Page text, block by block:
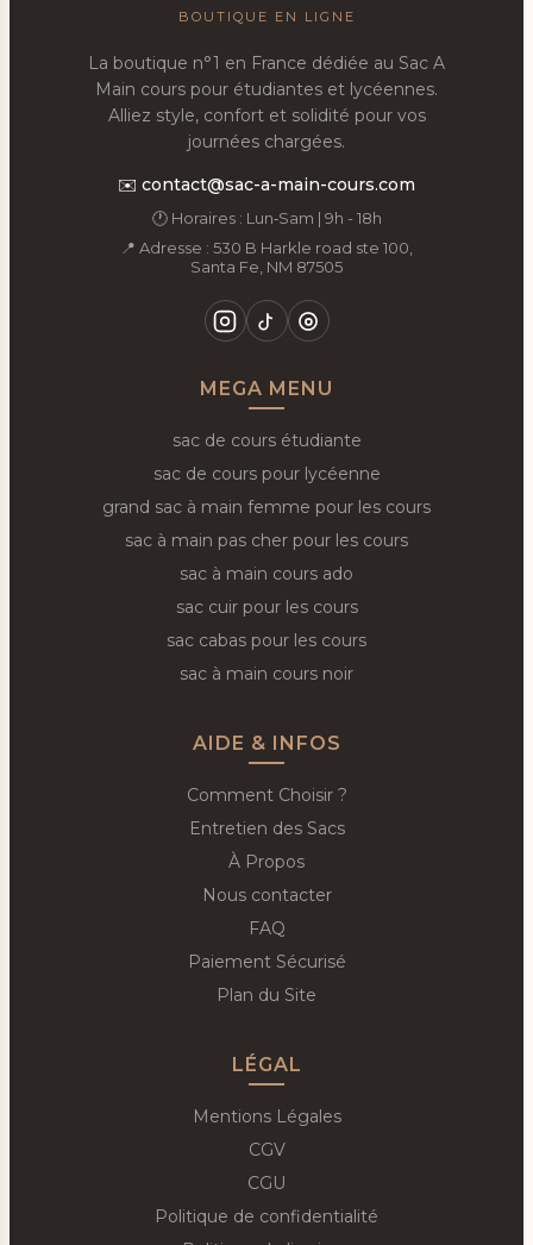
BOUTIQUE EN LIGNE
La boutique n°1 en France dédiée au Sac A
Main cours pour étudiantes et lycéennes.
Alliez style, confort et solidité pour vos
journées chargées.
✉️ contact@sac-a-main-cours.com
🕐 Horaires : Lun‑Sam | 9h - 18h
📍 Adresse : 530 B Harkle road ste 100,
Santa Fe, NM 87505
MEGA MENU
sac de cours étudiante
sac de cours pour lycéenne
grand sac à main femme pour les cours
sac à main pas cher pour les cours
sac à main cours ado
sac cuir pour les cours
sac cabas pour les cours
sac à main cours noir
AIDE & INFOS
Comment Choisir ?
Entretien des Sacs
À Propos
Nous contacter
FAQ
Paiement Sécurisé
Plan du Site
LÉGAL
Mentions Légales
CGV
CGU
Politique de confidentialité